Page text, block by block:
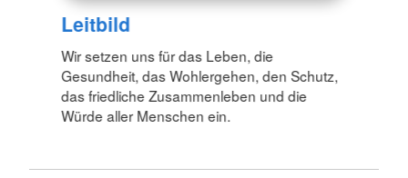
Leitbild
Wir setzen uns für das Leben, die
Gesundheit, das Wohlergehen, den Schutz,
das friedliche Zusammenleben und die
Würde aller Menschen ein.